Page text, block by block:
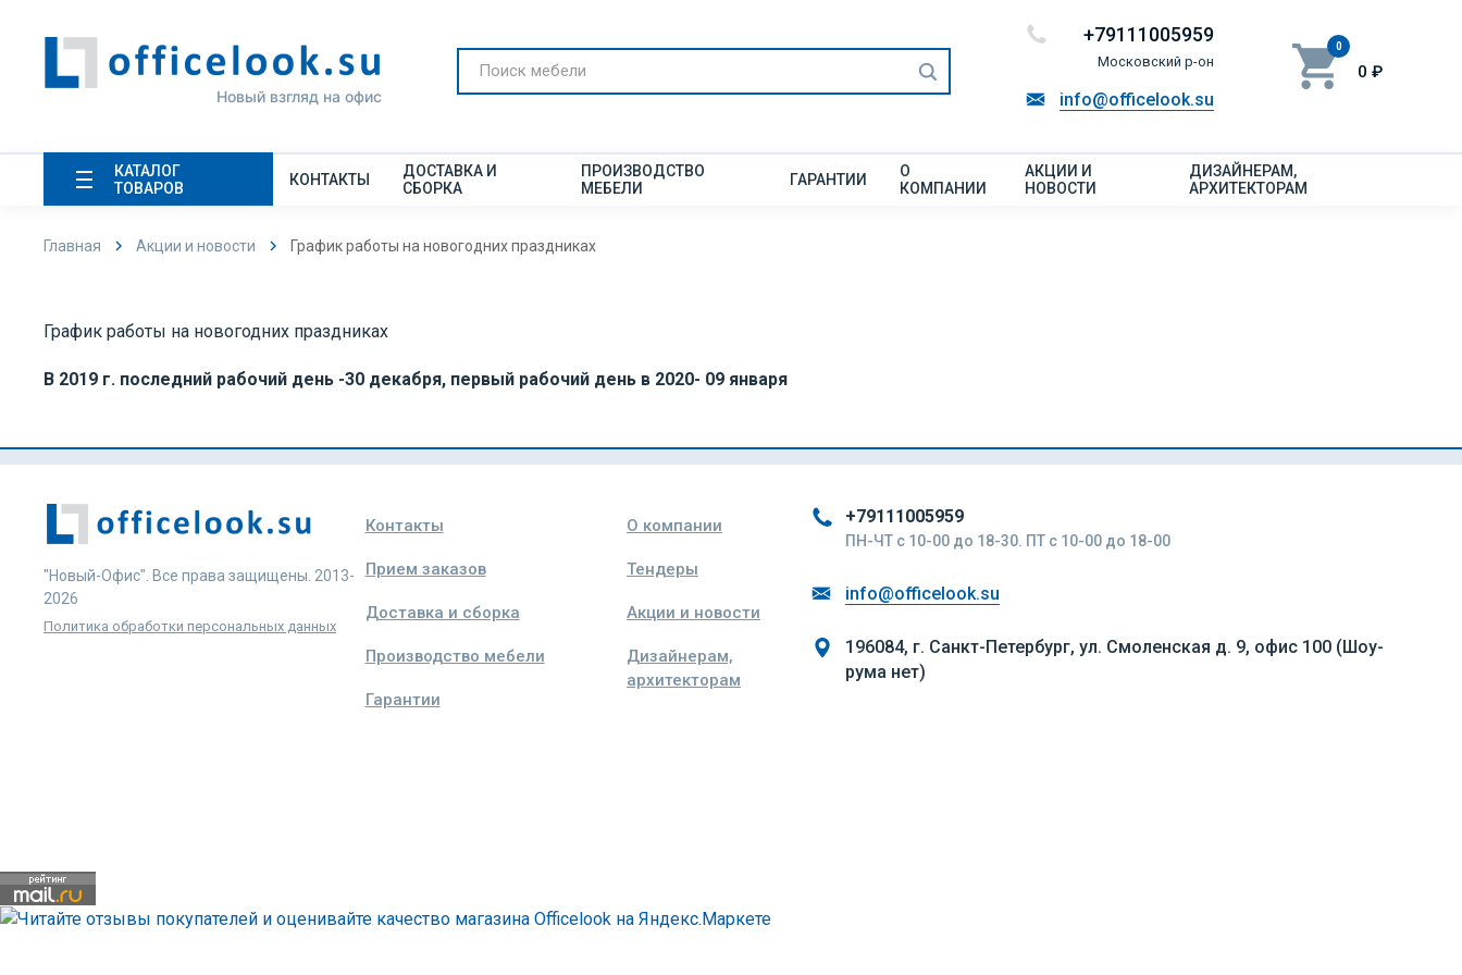
Новый взгляд на офис
+79111005959
Московский р-он
info@officelook.su
0
0 ₽
КАТАЛОГ
ТОВАРОВ
КОНТАКТЫ
ДОСТАВКА И
СБОРКА
ПРОИЗВОДСТВО
МЕБЕЛИ
ГАРАНТИИ
О
КОМПАНИИ
АКЦИИ И
НОВОСТИ
ДИЗАЙНЕРАМ,
АРХИТЕКТОРАМ
Главная Акции и новости График работы на новогодних праздниках
График работы на новогодних праздниках
В 2019 г. последний рабочий день -30 декабря, первый рабочий день в 2020- 09 января
"Новый-Офис". Все права защищены. 2013-
2026
Политика обработки персональных данных
Контакты
Прием заказов
Доставка и сборка
Производство мебели
Гарантии
О компании
Тендеры
Акции и новости
Дизайнерам,
архитекторам
+79111005959
ПН-ЧТ с 10-00 до 18-30. ПТ с 10-00 до 18-00
info@officelook.su
196084, г. Санкт-Петербург, ул. Смоленская д. 9, офис 100 (Шоу-
рума нет)